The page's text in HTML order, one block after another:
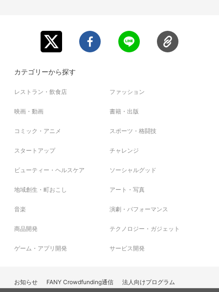
保育園や支援施設ではない場所でも、子育てのプロである保育士に気軽に相
談でき、笑顔になれる場所を目指しています！
子育てに対する迷いや不安の時間を減らし、ママがホッと一息つける時間を
自身の育児経験や、保育園のママさん達の〝心の叫び〟をもとに、ママをラ
◇商品のアピールポイント
コーポレートサイト
https://kiten-goodlife.co.jp
●わたなべゆう
岡山県出身
それを受けて翌年アメリカカンサス州で行われたウォルナットバレーフェス
2017年、レベッカのNOKKOのソロアルバム『True Woman』のレコーディン
現在は年間200本以上のライブを全国で行いながら、アメリカ、タイ、香
v=ABe045xJZRs&t=3s
音楽絵本『マクの約束』朗読https://www.youtube.com/watch?
また、あくまでも素人の日記ということをご理解くださ
い。文才はありません…
から)はほぼ毎日、記しています。
※日記はFacebookの非公開グループでお読みいただけま
す。 Facebookアカウントをご準備ください。
※ご購入後、SILKHATメッセージよりでFacebookの友達
なりましたら、非公開グループへご招待致します。
い合わせください。
い。
カテゴリーから探す
レストラン・飲食店 ファッション
映画・動画 書籍・出版
コミック・アニメ スポーツ・格闘技
スタートアップ チャレンジ
ビューティー・ヘルスケア ソーシャルグッド
地域創生・町おこし アート・写真
音楽 演劇・パフォーマンス
商品開発 テクノロジー・ガジェット
ゲーム・アプリ開発 サービス開発
お知らせ FANY Crowdfunding通信 法人向けプログラム